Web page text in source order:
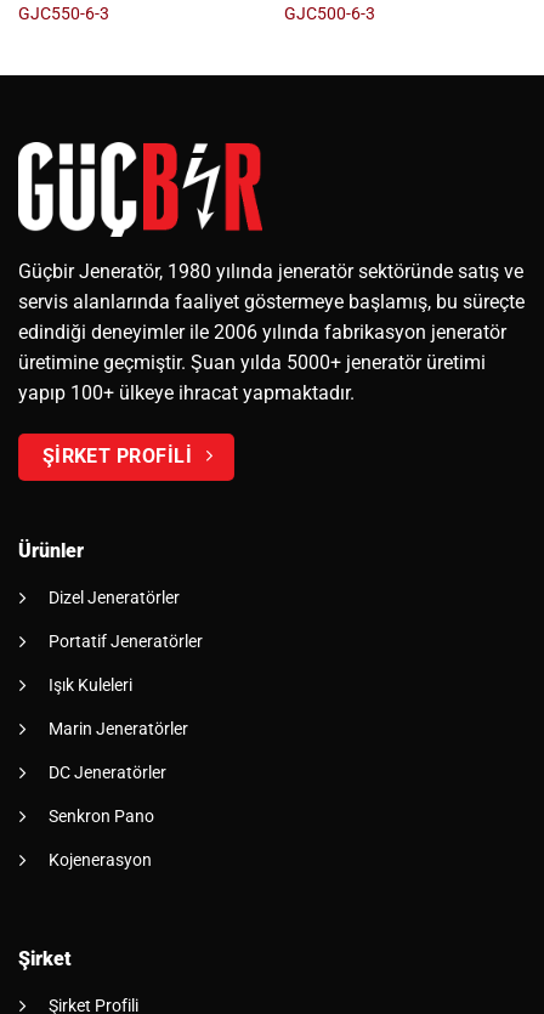
GJC550-6-3 GJC500-6-3
Güçbir Jeneratör, 1980 yılında jeneratör sektöründe satış ve
servis alanlarında faaliyet göstermeye başlamış, bu süreçte
edindiği deneyimler ile 2006 yılında fabrikasyon jeneratör
üretimine geçmiştir. Şuan yılda 5000+ jeneratör üretimi
yapıp 100+ ülkeye ihracat yapmaktadır.
ŞİRKET PROFİLİ
Ürünler
Dizel Jeneratörler
Portatif Jeneratörler
Işık Kuleleri
Marin Jeneratörler
DC Jeneratörler
Senkron Pano
Kojenerasyon
Şirket
Şirket Profili